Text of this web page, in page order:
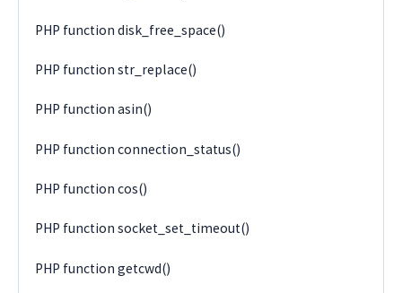
PHP function disk_free_space()
PHP function str_replace()
PHP function asin()
PHP function connection_status()
PHP function cos()
PHP function socket_set_timeout()
PHP function getcwd()